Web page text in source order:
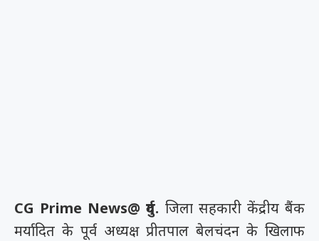
CG Prime News@ दुर्ग. जिला सहकारी केंद्रीय बैंक
मर्यादित के पूर्व अध्यक्ष प्रीतपाल बेलचंदन के खिलाफ